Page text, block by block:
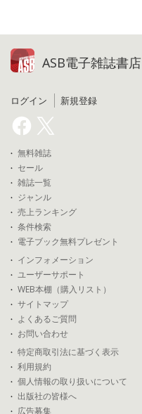
ASB電子雑誌書店
ログイン 新規登録
無料雑誌
セール
雑誌一覧
ジャンル
売上ランキング
条件検索
電子ブック無料プレゼント
インフォメーション
ユーザーサポート
WEB本棚（購入リスト）
サイトマップ
よくあるご質問
お問い合わせ
特定商取引法に基づく表示
利用規約
個人情報の取り扱いについて
出版社の皆様へ
広告募集